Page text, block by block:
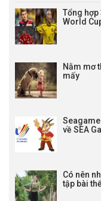
Tổng hợp
World
Nằm mơ
mấy
về SEA
Có nên
tập bài